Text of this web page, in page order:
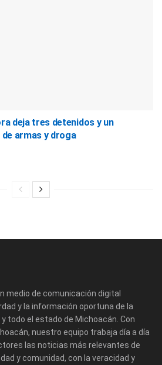
deja tres detenidos y un
armas y droga
medio de comunicación digital
y la información oportuna de la
todo el estado de Michoacán. Con
nuestro equipo trabaja día a día
las noticias más relevantes de
y comunidad, con la veracidad y